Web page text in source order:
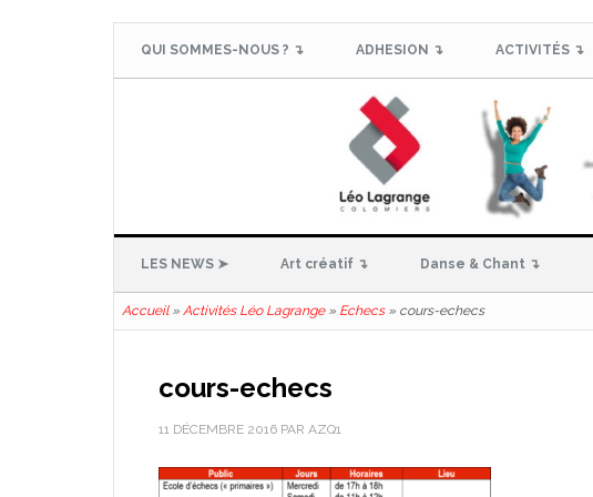
QUI SOMMES-NOUS ? ↴ ADHESION ↴ ACTIVITÉS ↴
LES NEWS ➤ Art créatif ↴ Danse & Chant ↴
Accueil» Activités Léo Lagrange» Echecs» cours-echecs
cours-echecs
11 DÉCEMBRE 2016 PAR AZQ1